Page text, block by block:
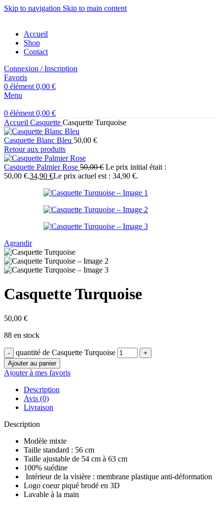
Skip to navigation Skip to main content
Accueil
Shop
Contact
Connexion / Inscription
Favoris
0 élément 0,00 €
Menu
0 élément 0,00 €
Accueil Casquette Casquette Turquoise
Casquette Blanc Bleu 50,00 €
Retour aux produits
Casquette Palmier Rose 50,00€ Le prix initial était :
50,00 €.34,90 €Le prix actuel est : 34,90 €.
Agrandir
Casquette Turquoise
50,00 €
88 en stock
quantité de Casquette Turquoise
Ajouter au panier
Ajouter à mes favoris
Description
Avis (0)
Livraison
Description
Modèle mixte
Taille standard : 56 cm
Taille ajustable de 54 cm à 63 cm
100% suédine
Intérieur de la visière : membrane plastique anti-déformation
Logo coeur piqué brodé en 3D
Lavable à la main